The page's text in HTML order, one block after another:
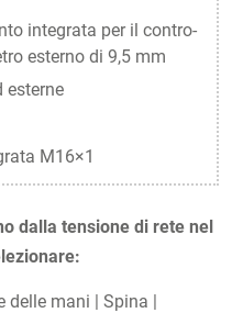
dalla tensione di rete nel
delle mani | Spina |
integrata per il contro-
esterno di 9,5 mm
esterne
M16×1